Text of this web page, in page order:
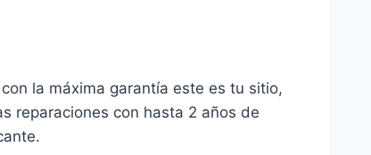
la máxima garantía este es tu sitio,
reparaciones con hasta 2 años de